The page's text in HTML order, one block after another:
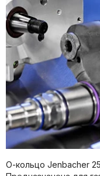
О-кольцо Jenbacher